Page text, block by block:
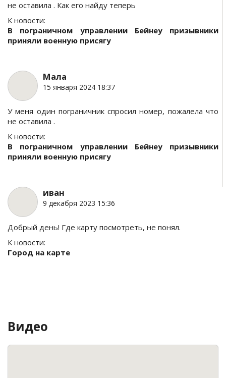
не оставила . Как его найду теперь
К новости:
В пограничном управлении Бейнеу призывники
приняли военную присягу
Мала
15 января 2024 18:37
У меня один пограничник спросил номер, пожалела что
не оставила .
К новости:
В пограничном управлении Бейнеу призывники
приняли военную присягу
иван
9 декабря 2023 15:36
Добрый день! Где карту посмотреть, не понял.
К новости:
Город на карте
Видео